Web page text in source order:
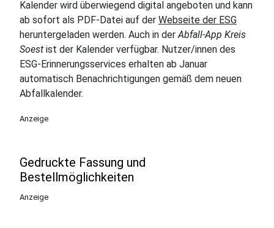
Kalender wird überwiegend digital angeboten und kann
ab sofort als PDF-Datei auf der Webseite der ESG
heruntergeladen werden. Auch in derAbfall-App Kreis
Soest ist der Kalender verfügbar. Nutzer/innen des
ESG-Erinnerungsservices erhalten ab Januar
automatisch Benachrichtigungen gemäß dem neuen
Abfallkalender.
Anzeige
Gedruckte Fassung und
Bestellmöglichkeiten
Anzeige